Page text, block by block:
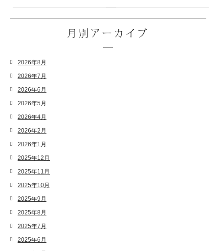
月別アーカイブ
2026年8月
2026年7月
2026年6月
2026年5月
2026年4月
2026年2月
2026年1月
2025年12月
2025年11月
2025年10月
2025年9月
2025年8月
2025年7月
2025年6月